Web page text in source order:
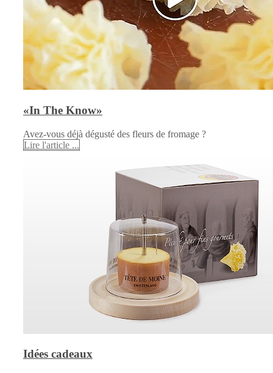
«In The Know»
Avez-vous déjà dégusté des fleurs de fromage ?
Lire l'article ...
Idées cadeaux